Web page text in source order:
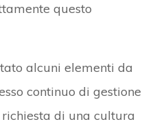
questo
alcuni elementi da
continuo di gestione
di una cultura